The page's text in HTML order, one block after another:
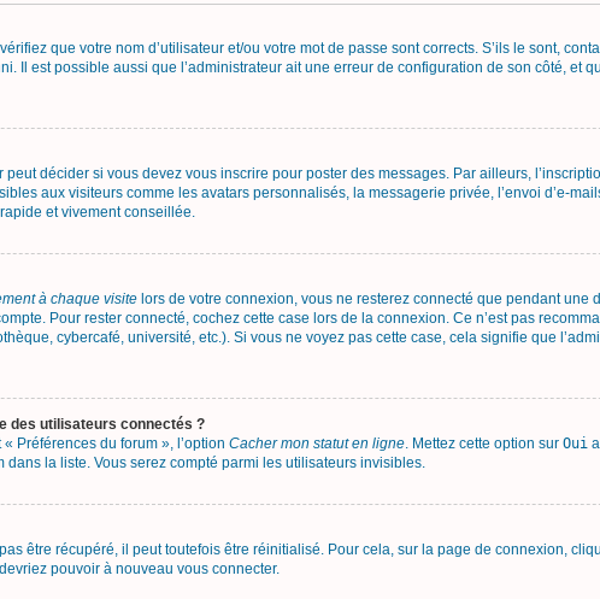
que votre nom d’utilisateur et/ou votre mot de passe sont corrects. S’ils le sont,
Il est possible aussi que l’administrateur ait une erreur de configuration de son côté, et
décider si vous devez vous inscrire pour poster des messages. Par ailleurs,
aux visiteurs comme les avatars personnalisés, la messagerie privée, l’envoi d’e-
et vivement conseillée.
à chaque visite lors de votre connexion, vous ne resterez connecté que pendant une
Pour rester connecté, cochez cette case lors de la connexion. Ce n’est pas
cybercafé, université, etc.). Si vous ne voyez pas cette case, cela signifie que
des utilisateurs connectés ?
Préférences du forum », l’option Cacher mon statut en ligne. Mettez cette option sur Oui
la liste. Vous serez compté parmi les utilisateurs invisibles.
être récupéré, il peut toutefois être réinitialisé. Pour cela, sur la page de connexion,
pouvoir à nouveau vous connecter.